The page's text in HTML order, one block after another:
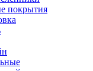
покрытия